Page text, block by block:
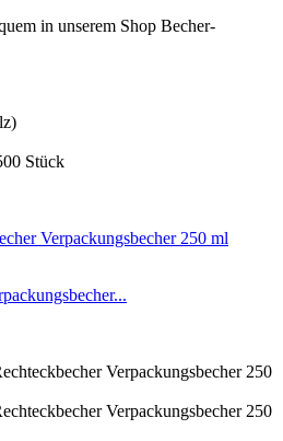
in unserem Shop Becher-
Stück